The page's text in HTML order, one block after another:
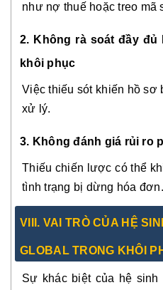
như nợ thuế hoặc treo mã
2. Không rà soát đầy
khôi phục
Việc thiếu sót khiến hồ sơ
xử lý.
3. Không đánh giá rủi ro
Thiếu chiến lược có thể
tình trạng bị dừng hóa đơn.
VIII. VAI TRÒ CỦA HỆ
GLOBAL TRONG KHÔI
Sự khác biệt của hệ